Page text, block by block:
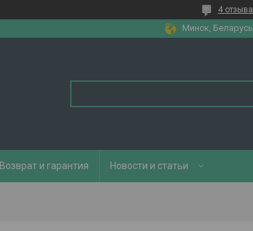
4 отзыва
Минск, Беларусь
Возврат и гарантия Новости и статьи